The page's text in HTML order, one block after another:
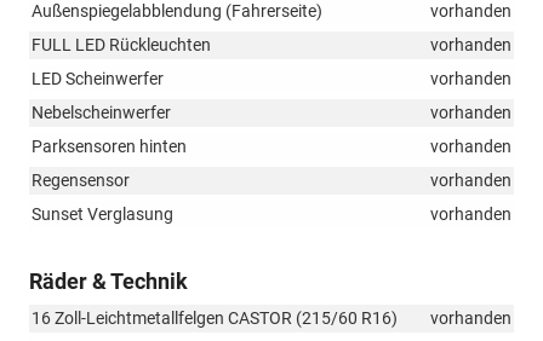
Außenspiegelabblendung (Fahrerseite)
vorhanden
FULL LED Rückleuchten
vorhanden
LED Scheinwerfer
vorhanden
Nebelscheinwerfer
vorhanden
Parksensoren hinten
vorhanden
Regensensor
vorhanden
Sunset Verglasung
vorhanden
Räder & Technik
16 Zoll-Leichtmetallfelgen CASTOR (215/60 R16)
vorhanden